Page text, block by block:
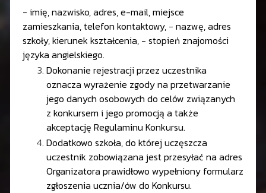
− imię, nazwisko, adres, e-mail, miejsce
zamieszkania, telefon kontaktowy, − nazwę, adres
szkoły, kierunek kształcenia, − stopień znajomości
języka angielskiego.
Dokonanie rejestracji przez uczestnika
oznacza wyrażenie zgody na przetwarzanie
jego danych osobowych do celów związanych
z konkursem i jego promocją a także
akceptację Regulaminu Konkursu.
Dodatkowo szkoła, do której uczęszcza
uczestnik zobowiązana jest przesyłać na adres
Organizatora prawidłowo wypełniony formularz
zgłoszenia ucznia/ów do Konkursu.